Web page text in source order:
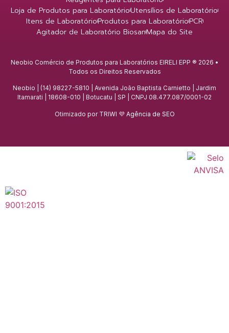
Loja de Produtos para LaboratórioUtensílios de Laboratório
Itens de LaboratórioProdutos para LaboratórioPCR
Agitador de Laboratório BiosanMapa do Site
Neobio Comércio de Produtos para Laboratórios EIRELI EPP ® 2026 •
Todos os Direitos Reservados
Neobio | (14) 98227-5810 | Avenida João Baptista Carnietto | Jardim
Itamarati | 18608-010 | Botucatu | SP | CNPJ 08.477.087/0001-02
Otimizado por TRIWI 💜 Agência de SEO